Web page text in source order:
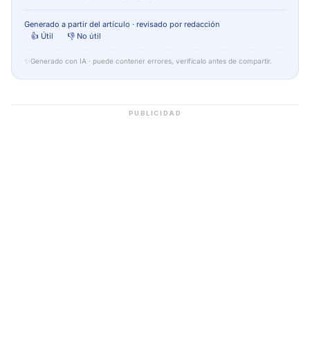
Generado a partir del artículo · revisado por redacción
👍 Útil
👎 No útil
✨ Generado con IA · puede contener errores, verifícalo antes de compartir.
PUBLICIDAD